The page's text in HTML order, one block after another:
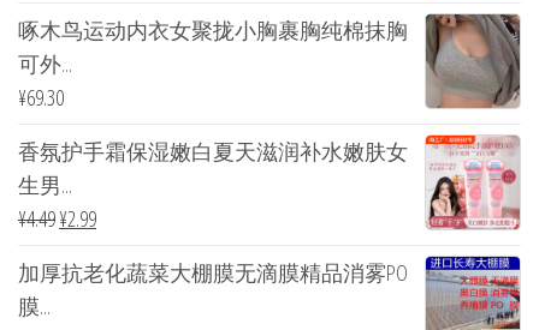
啄木鸟运动内衣女聚拢小胸裹胸纯棉抹胸
可外...
¥69.30
香氛护手霜保湿嫩白夏天滋润补水嫩肤女
生男...
¥4.49¥2.99
加厚抗老化蔬菜大棚膜无滴膜精品消雾PO
膜...